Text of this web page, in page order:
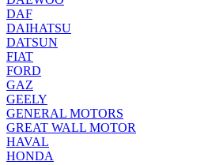
DAF
DAIHATSU
DATSUN
FIAT
FORD
GAZ
GEELY
GENERAL MOTORS
GREAT WALL MOTOR
HAVAL
HONDA